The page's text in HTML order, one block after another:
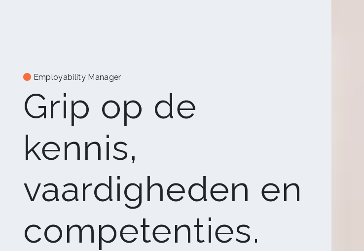
Employability Manager
Grip op de
kennis,
vaardigheden en
competenties.